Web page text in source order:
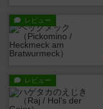
レビュー
レビュー